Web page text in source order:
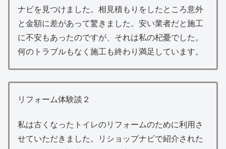
ナビを見つけました。相見積もりをしたところ意外
と金額に差があって驚きました。安い業者だと施工
に不安もあったのですが、それは私の杞憂でした。
何のトラブルもなく施工も終わり満足しています。
リフォーム体験談２
私は古くなったトイレのリフォームのために利用さ
せていただきました。リショップナビで紹介された